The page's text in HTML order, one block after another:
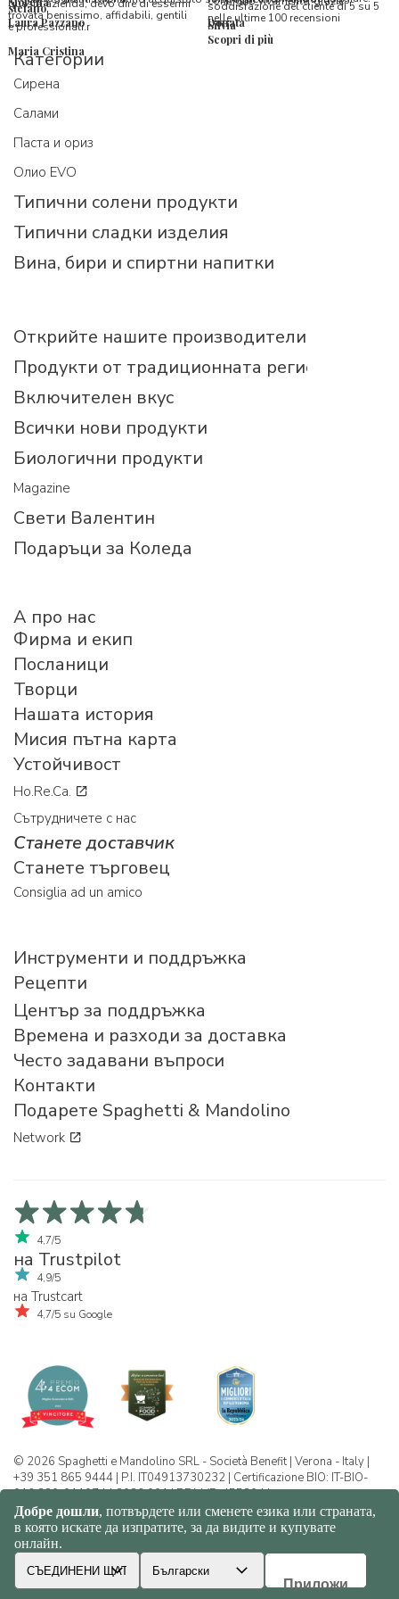
stefano
Laura Pazzano
questa azienda, devo dire di essermi
trovata benissimo, affidabili, gentili
e professionali.r
Maria Cristina
Donata
Silvia
soddisfazione del cliente di 5 su 5
nelle ultime 100 recensioni
Scopri di più
Категории
Cирена
Салами
Паста и ориз
Олио EVO
Типични солени продукти
Типични сладки изделия
Вина, бири и спиртни напитки
Открийте нашите производители
Продукти от традиционната регионална
Включителен вкус
Всички нови продукти
Биологични продукти
Magazine
Свети Валентин
Подаръци за Коледа
A про нас
Фирма и екип
Посланици
Творци
Нашата история
Мисия пътна карта
Устойчивост
Ho.Re.Ca.
Сътрудничете с нас
Станете доставчик
Станете търговец
Consiglia ad un amico
Инструменти и поддръжка
Рецепти
Център за поддръжка
Времена и разходи за доставка
Често задавани въпроси
Контакти
Подарете Spaghetti & Mandolino
Network
4,7/5
на Trustpilot
4,9/5
на Trustcart
4,7/5 su Google
© 2026 Spaghetti e Mandolino SRL - Società Benefit | Verona - Italy |
+39 351 865 9444 | P.I. IT04913730232 | Certificazione BIO: IT-BIO-
016.380-0110744.2026.001 | REA VR-455804 |
Политика за конфиденциалност и
бисквитки
|